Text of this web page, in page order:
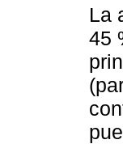
La
45